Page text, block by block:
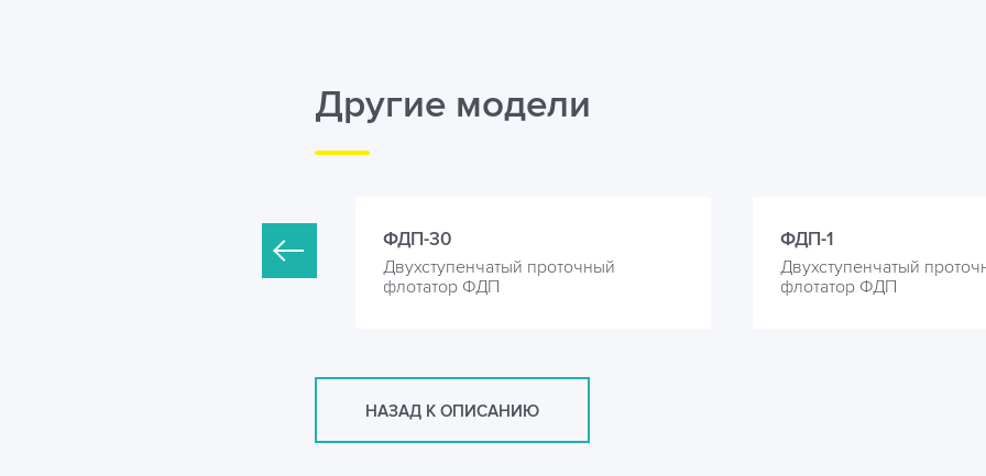
Другие модели
ФДП-30
Двухступенчатый проточный
флотатор ФДП
ФДП-1
Двухступенчатый
флотатор ФДП
НАЗАД К ОПИСАНИЮ